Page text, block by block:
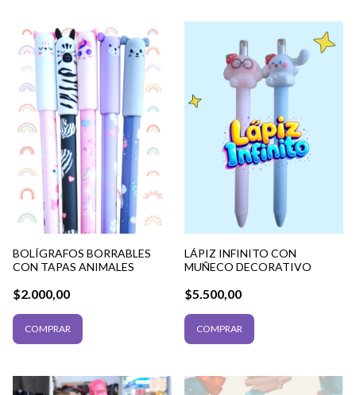
BOLÍGRAFOS BORRABLES
CON TAPAS ANIMALES
$2.000,00
LÁPIZ INFINITO CON
MUÑECO DECORATIVO
$5.500,00